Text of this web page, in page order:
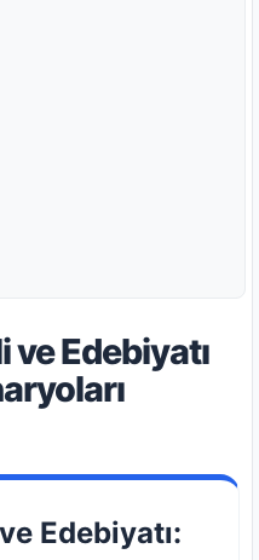
ve Edebiyatı
Edebiyatı: